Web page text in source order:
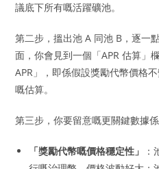
議底下所有嘅活躍礦池。
第二步，搵出池 A 同池 B，逐一
面，你會見到一個「APR 估算」
APR」，即係假設獎勵代幣價格
嘅估算。
第三步，你要留意嘅更關鍵數據係
「獎勵代幣嘅價格穩定性」